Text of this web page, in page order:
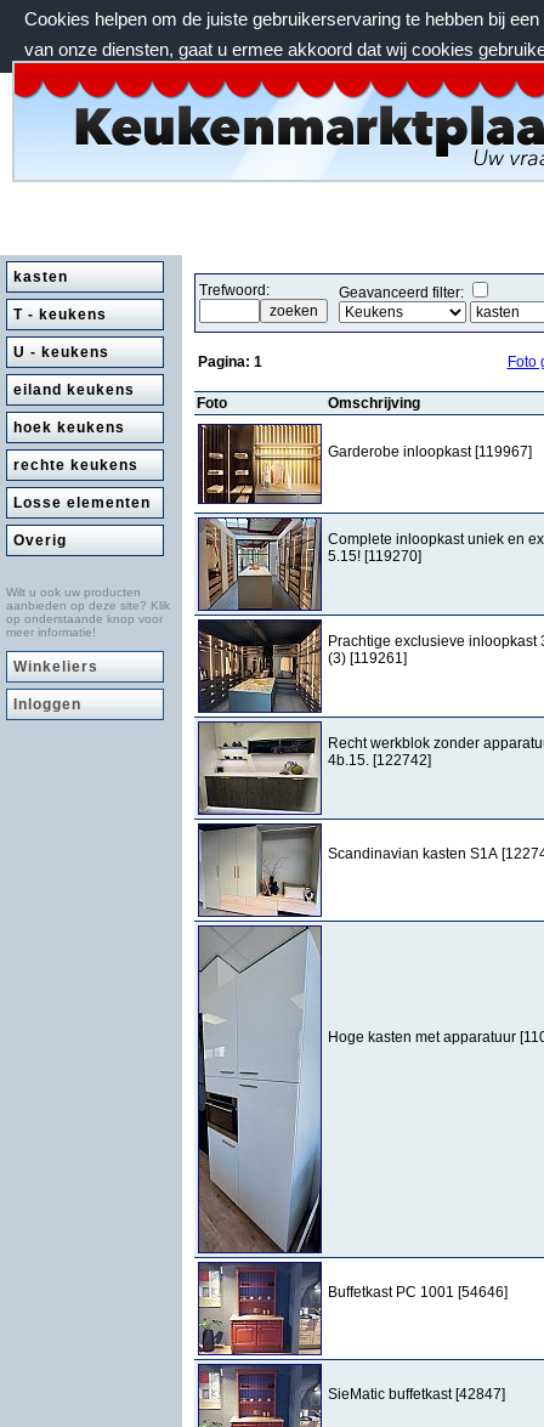
Cookies helpen om de juiste gebruikerservaring te hebben bij
van onze diensten, gaat u ermee akkoord dat wij cookies
zondag 9 augustus 2026, 15:51 uur
kasten
T - keukens
U - keukens
eiland keukens
hoek keukens
rechte keukens
Losse elementen
Overig
Wilt u ook uw producten
aanbieden op deze site? Klik
op onderstaande knop voor
meer informatie!
Winkeliers
Inloggen
Trefwoord: Geavanceerd filter:
Pagina: 1 Foto
Foto Omschrijving
Garderobe inloopkast [119967]
Complete inloopkast uniek en
5.15! [119270]
Prachtige exclusieve inloopkast
(3) [119261]
Recht werkblok zonder
4b.15. [122742]
Scandinavian kasten S1A
Hoge kasten met apparatuur
Buffetkast PC 1001 [54646]
SieMatic buffetkast [42847]